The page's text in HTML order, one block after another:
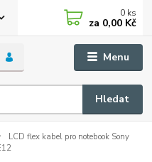
Menu
Hledat
0 ks
za 0,00 Kč
LCD flex kabel pro notebook Sony